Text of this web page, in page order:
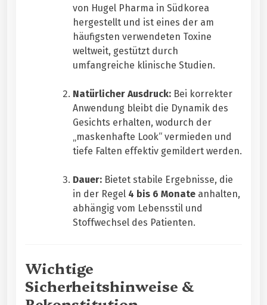
von Hugel Pharma in Südkorea
hergestellt und ist eines der am
häufigsten verwendeten Toxine
weltweit, gestützt durch
umfangreiche klinische Studien.
Natürlicher Ausdruck: Bei korrekter
Anwendung bleibt die Dynamik des
Gesichts erhalten, wodurch der
„maskenhafte Look“ vermieden und
tiefe Falten effektiv gemildert werden.
Dauer: Bietet stabile Ergebnisse, die
in der Regel 4 bis 6 Monate anhalten,
abhängig vom Lebensstil und
Stoffwechsel des Patienten.
Wichtige
Sicherheitshinweise &